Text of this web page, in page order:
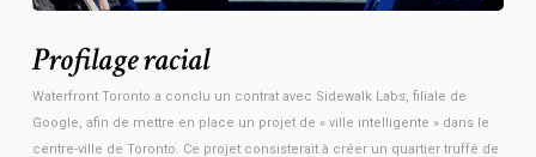
Profilage racial
Waterfront Toronto a conclu un contrat avec Sidewalk Labs, filiale de
Google, afin de mettre en place un projet de « ville intelligente » dans le
centre-ville de Toronto. Ce projet consisterait à créer un quartier truffé de